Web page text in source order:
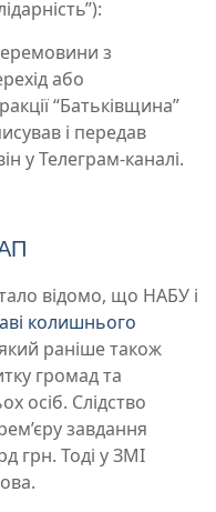
з
або
“Батьківщина”
і передав
у Телеграм-каналі.
відомо, що НАБУ і
колишнього
раніше також
громад та
осіб. Слідство
завдання
грн. Тоді у ЗМІ